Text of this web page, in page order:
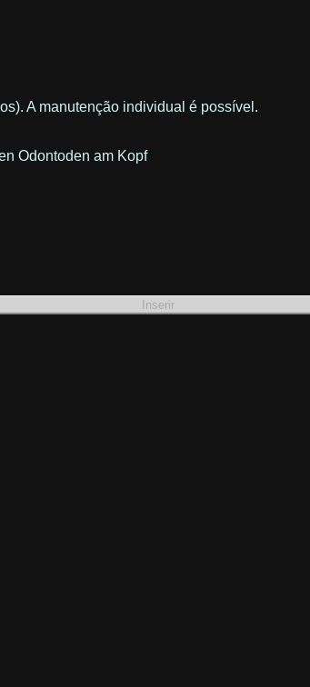
A manutenção individual é possível.
Odontoden am Kopf